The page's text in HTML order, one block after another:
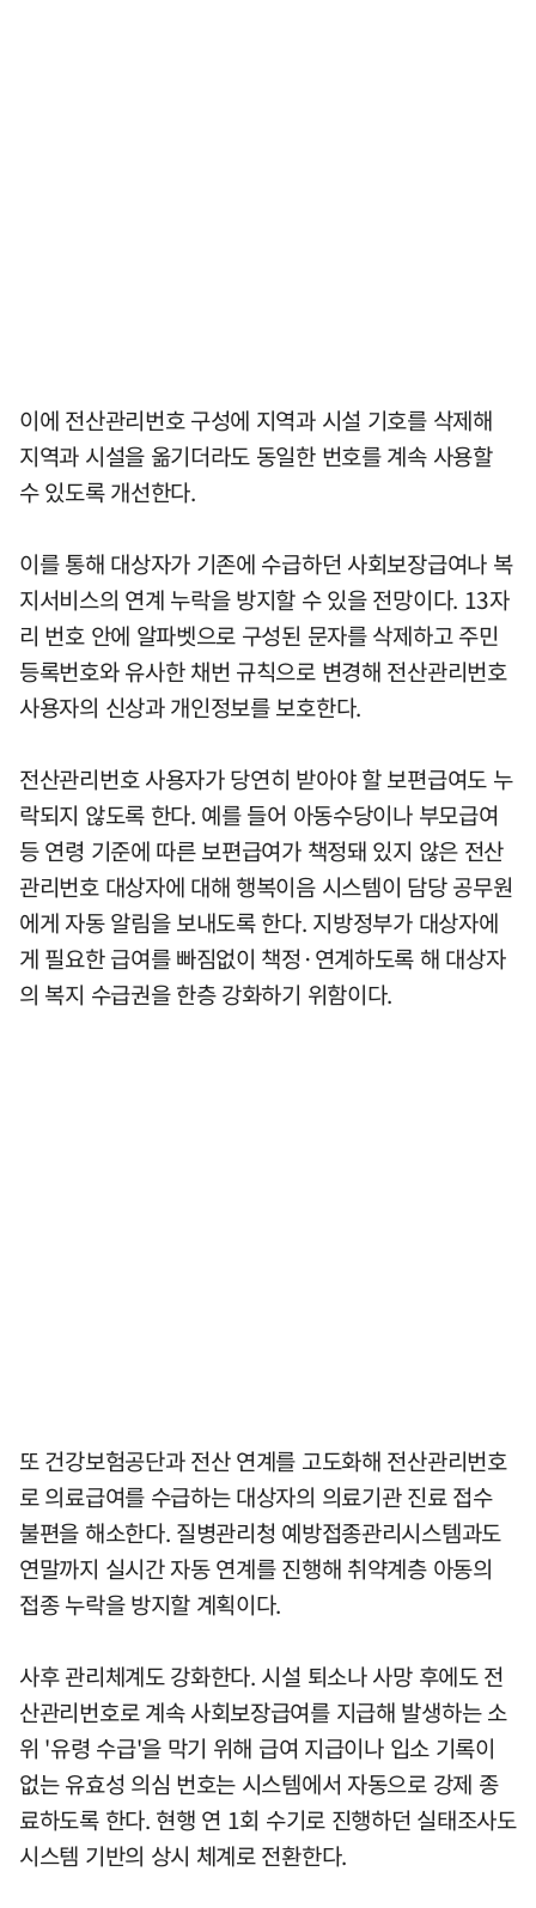
이에 전산관리번호 구성에 지역과 시설 기호를 삭제해
지역과 시설을 옮기더라도 동일한 번호를 계속 사용할
수 있도록 개선한다.
이를 통해 대상자가 기존에 수급하던 사회보장급여나 복
지서비스의 연계 누락을 방지할 수 있을 전망이다. 13자
리 번호 안에 알파벳으로 구성된 문자를 삭제하고 주민
등록번호와 유사한 채번 규칙으로 변경해 전산관리번호
사용자의 신상과 개인정보를 보호한다.
전산관리번호 사용자가 당연히 받아야 할 보편급여도 누
락되지 않도록 한다. 예를 들어 아동수당이나 부모급여
등 연령 기준에 따른 보편급여가 책정돼 있지 않은 전산
관리번호 대상자에 대해 행복이음 시스템이 담당 공무원
에게 자동 알림을 보내도록 한다. 지방정부가 대상자에
게 필요한 급여를 빠짐없이 책정·연계하도록 해 대상자
의 복지 수급권을 한층 강화하기 위함이다.
또 건강보험공단과 전산 연계를 고도화해 전산관리번호
로 의료급여를 수급하는 대상자의 의료기관 진료 접수
불편을 해소한다. 질병관리청 예방접종관리시스템과도
연말까지 실시간 자동 연계를 진행해 취약계층 아동의
접종 누락을 방지할 계획이다.
사후 관리체계도 강화한다. 시설 퇴소나 사망 후에도 전
산관리번호로 계속 사회보장급여를 지급해 발생하는 소
위 '유령 수급'을 막기 위해 급여 지급이나 입소 기록이
없는 유효성 의심 번호는 시스템에서 자동으로 강제 종
료하도록 한다. 현행 연 1회 수기로 진행하던 실태조사도
시스템 기반의 상시 체계로 전환한다.